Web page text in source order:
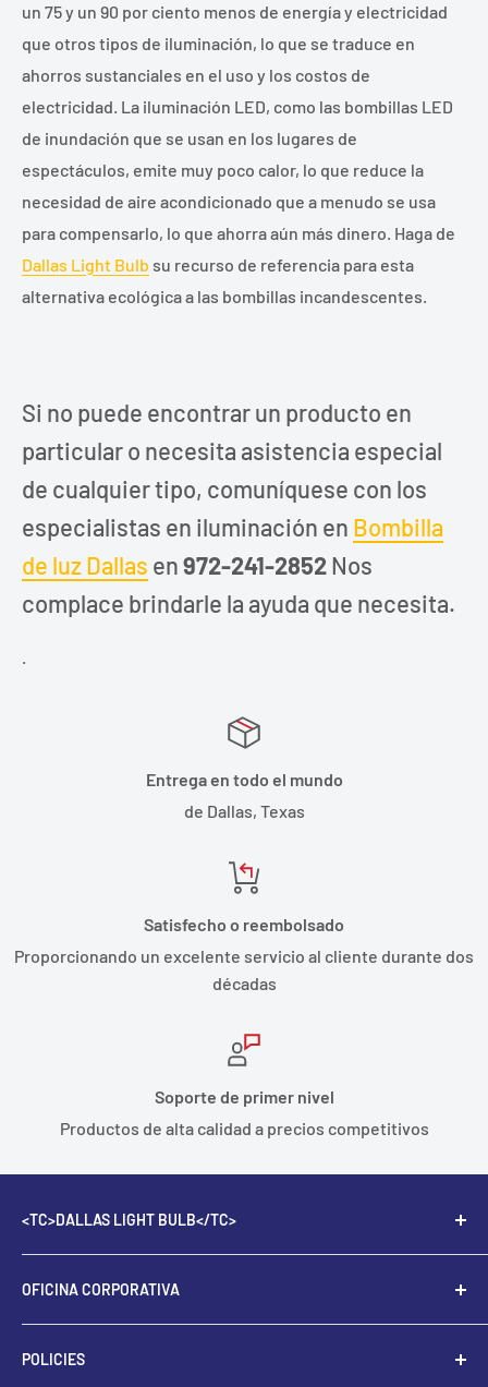
un 75 y un 90 por ciento menos de energía y electricidad
que otros tipos de iluminación, lo que se traduce en
ahorros sustanciales en el uso y los costos de
electricidad. La iluminación LED, como las bombillas LED
de inundación que se usan en los lugares de
espectáculos, emite muy poco calor, lo que reduce la
necesidad de aire acondicionado que a menudo se usa
para compensarlo, lo que ahorra aún más dinero. Haga de
Dallas Light Bulb su recurso de referencia para esta
alternativa ecológica a las bombillas incandescentes.
Si no puede encontrar un producto en
particular o necesita asistencia especial
de cualquier tipo, comuníquese con los
especialistas en iluminación en Bombilla
de luz Dallas en972-241-2852Nos
complace brindarle la ayuda que necesita.
.
Entrega en todo el mundo
de Dallas, Texas
Satisfecho o reembolsado
Proporcionando un excelente servicio al cliente durante dos
décadas
Soporte de primer nivel
Productos de alta calidad a precios competitivos
<TC>DALLAS LIGHT BULB</TC>
iluminación, bombillas, balastos y accesorios de
iluminación para propietarios de viviendas,
propietarios de empresas y administradores de
OFICINA CORPORATIVA
POLICIES